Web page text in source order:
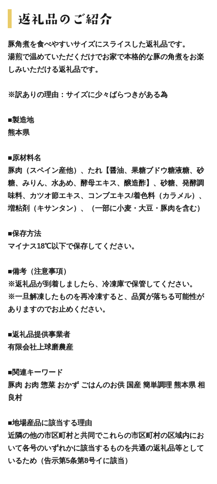
豚角煮を食べやすいサイズにスライスした返礼品です。
湯煎で温めていただくだけでお家で本格的な豚の角煮をお楽
しみいただける返礼品です。
※訳ありの理由：サイズに少々ばらつきがある為
■製造地
熊本県
■原材料名
豚肉（スペイン産他）、たれ【醤油、果糖ブドウ糖液糖、砂
糖、みりん、水あめ、酵母エキス、醸造酢】、砂糖、発酵調
味料、カツオ節エキス、コンブエキス/着色料（カラメル）、
増粘剤（キサンタン）、（一部に小麦・大豆・豚肉を含む）
■保存方法
マイナス18℃以下で保存してください。
■備考（注意事項）
※返礼品が到着しましたら、冷凍庫で保管してください。
※一旦解凍したものを再冷凍すると、品質が落ちる可能性が
ありますのでお止めください。
■返礼品提供事業者
有限会社上球磨農産
■関連キーワード
豚肉 お肉 惣菜 おかず ごはんのお供 国産 簡単調理 熊本県 相
良村
■地場産品に該当する理由
近隣の他の市区町村と共同でこれらの市区町村の区域内にお
いて各号のいずれかに該当するものを共通の返礼品等として
いるため（告示第5条第8号イに該当）